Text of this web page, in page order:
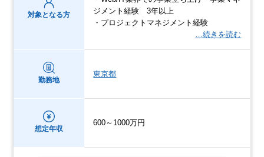
対象となる方
ジメント経験 3年以上
・プロジェクトマネジメント経験
…続きを読む
勤務地
東京都
想定年収
600～1000万円